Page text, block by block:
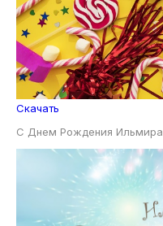
Скачать
С Днем Рождения Ильмира